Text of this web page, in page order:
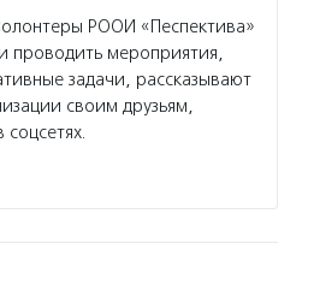
РООИ «Песпектива»
проводить мероприятия,
задачи, рассказывают
своим друзьям,
соцсетях.